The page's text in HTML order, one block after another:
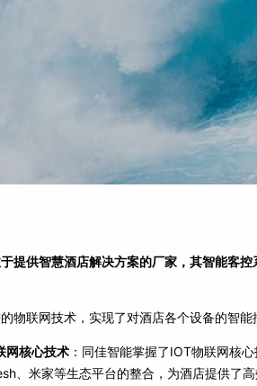
提供智慧酒店解决方案的厂家，其智能客
物联网技术，实现了对酒店各个设备的智
网核心技术 ：同佳智能掌握了IOT物联网核
、米家等生态平台的整合，为酒店提供了高